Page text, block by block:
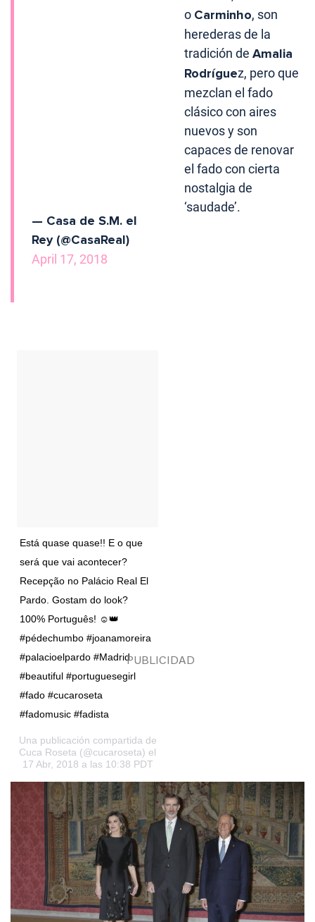
— Casa de S.M. el
Rey (@CasaReal)
April 17, 2018
Está quase quase!! E o que
será que vai acontecer?
Recepção no Palácio Real El
Pardo. Gostam do look?
100% Português! ☺️👑
#pédechumbo #joanamoreira
#palacioelpardo #Madrid
#beautiful #portuguesegirl
#fado #cucaroseta
#fadomusic #fadista
Una publicación compartida de
Cuca Roseta (@cucaroseta) el
17 Abr, 2018 a las 10:38 PDT
o Carminho, son
herederas de la
tradición deAmalia
Rodríguez, pero que
mezclan el fado
clásico con aires
nuevos y son
capaces de renovar
el fado con cierta
nostalgia de
‘saudade’.